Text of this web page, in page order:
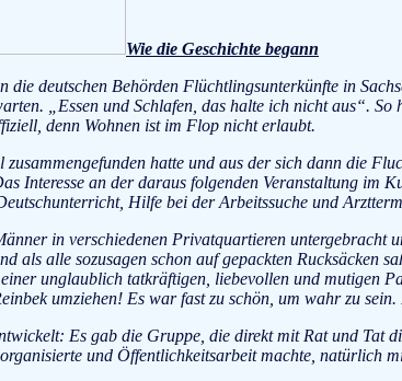
Wie die Geschichte begann
die deutschen Behörden Flüchtlingsunterkünfte in
„Essen und Schlafen, das halte ich nicht aus“.
denn Wohnen ist im Flop nicht erlaubt.
hatte und aus der sich dann die
Interesse an der daraus folgenden Veranstaltung
Hilfe bei der Arbeitssuche und
in verschiedenen Privatquartieren
als alle sozusagen schon auf gepackten
unglaublich tatkräftigen, liebevollen und mutigen
umziehen! Es war fast zu schön, um wahr zu
Es gab die Gruppe, die direkt mit Rat und Tat
und Öffentlichkeitsarbeit machte, natürlich